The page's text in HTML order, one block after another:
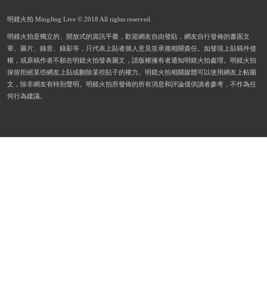
明鏡火拍 MingJing Live © 2018 All rights reserved.
明鏡火拍是獨立的、開放式的資訊平臺，歡迎網友自由發貼，網友自行發佈的書面文
章、圖片、錄音、錄影等，只代表上貼者個人意見並承擔相關責任。如發現上貼稿件侵
權，或原稿作者不願在明鏡火拍發表圖文，請版權擁有者通知明鏡火拍處理。明鏡火拍
保留拒絕某些網友上貼或刪除某些貼子的權力。明鏡火拍相關媒體可以使用網友上帖圖
文，除非網友有特別聲明。明鏡火拍所發佈的所有消息和評論僅供讀者參考，不作為任
何行為建議。